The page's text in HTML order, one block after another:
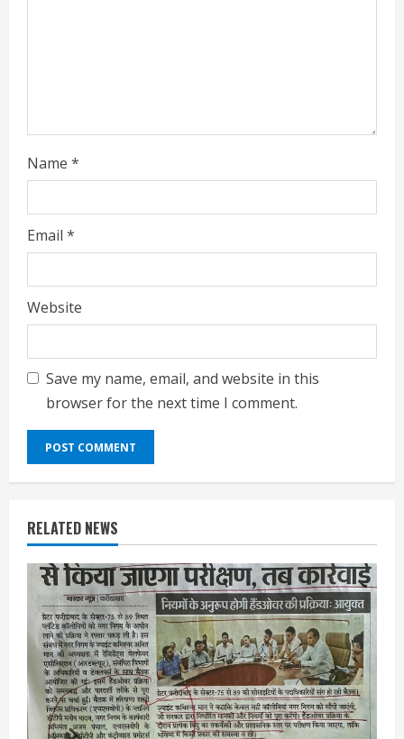
Name *
Email *
Website
Save my name, email, and website in this
browser for the next time I comment.
RELATED NEWS